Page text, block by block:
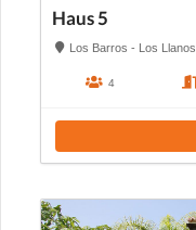
Haus 5
Los Barros - Los Llanos
4